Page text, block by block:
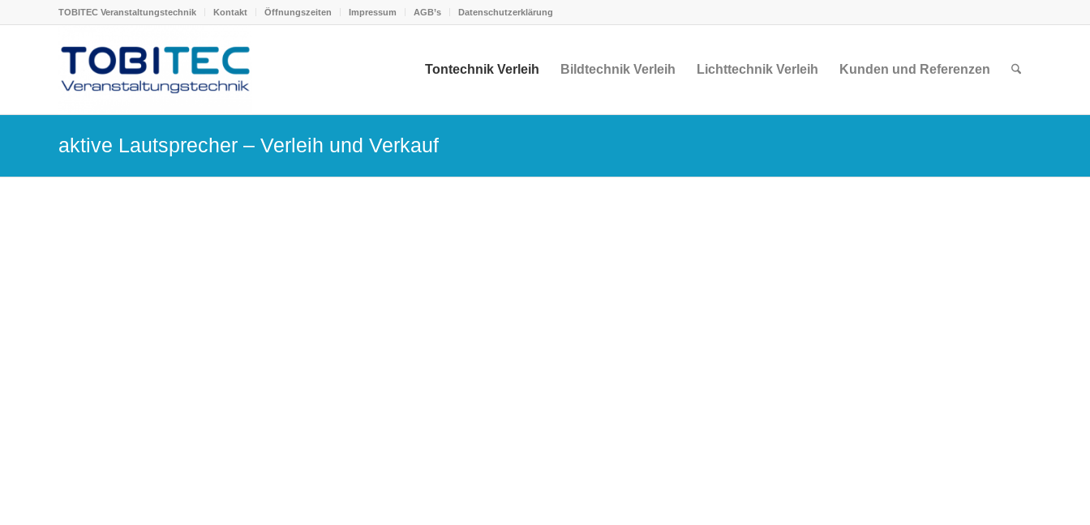
TOBITEC Veranstaltungstechnik Kontakt Öffnungszeiten Impressum AGB’s Datenschutzerklärung
Tontechnik Verleih Bildtechnik Verleih Lichttechnik Verleih Kunden und Referenzen
aktive Lautsprecher – Verleih und Verkauf